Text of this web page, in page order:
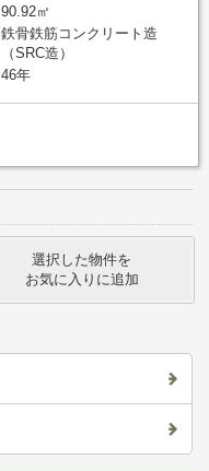
90.92㎡
鉄骨鉄筋コンクリート造
（SRC造）
46年
選択した物件を
お気に入りに追加